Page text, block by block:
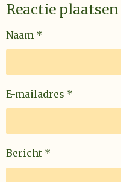
Reactie plaatsen
Naam *
E-mailadres *
Bericht *